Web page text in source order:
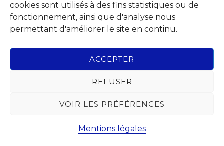
cookies sont utilisés à des fins statistiques ou de
fonctionnement, ainsi que d'analyse nous
permettant d'améliorer le site en continu.
ACCEPTER
REFUSER
VOIR LES PRÉFÉRENCES
Mentions légales
dans
ce
site
Copyright © 2026 · Administration communale de
Chaque mois, recevez l'essentiel de votre Commune pour